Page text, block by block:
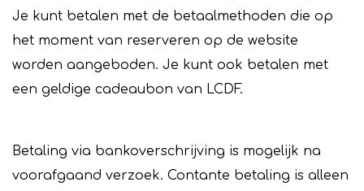
Je kunt betalen met de betaalmethoden die op
het moment van reserveren op de website
worden aangeboden. Je kunt ook betalen met
een geldige cadeaubon van LCDF.
Betaling via bankoverschrijving is mogelijk na
voorafgaand verzoek. Contante betaling is alleen